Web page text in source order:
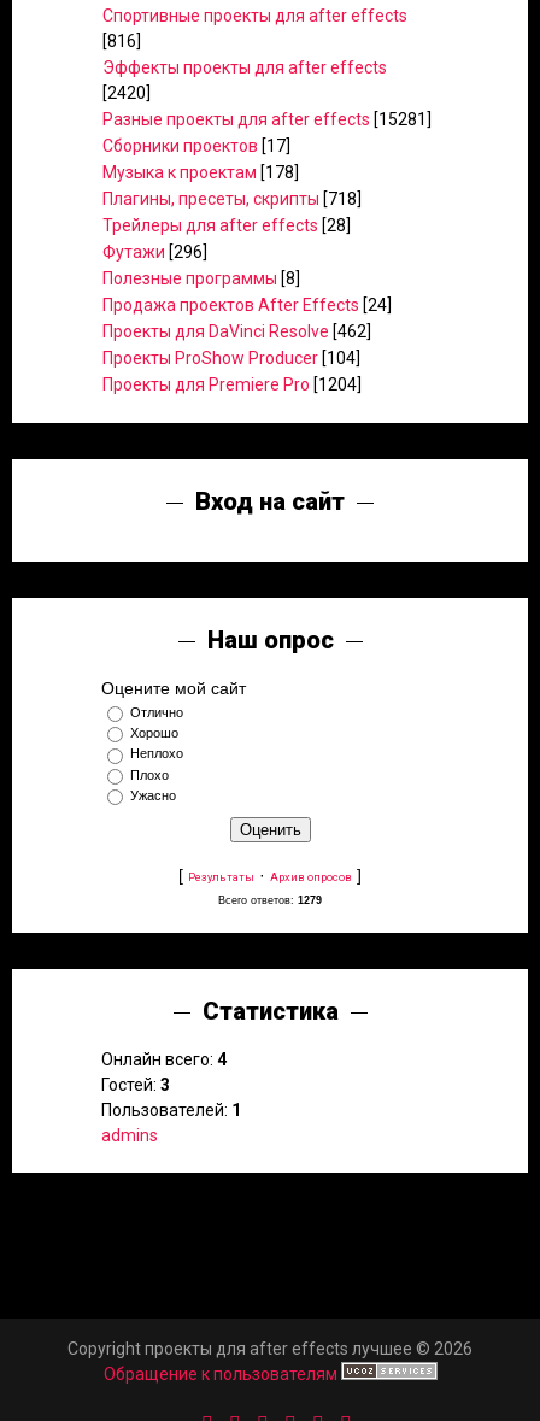
Спортивные проекты для after effects
[816]
Эффекты проекты для after effects
[2420]
Разные проекты для after effects [15281]
Сборники проектов [17]
Музыка к проектам [178]
Плагины, пресеты, скрипты [718]
Трейлеры для after effects [28]
Футажи [296]
Полезные программы [8]
Продажа проектов After Effects [24]
Проекты для DaVinci Resolve [462]
Проекты ProShow Producer [104]
Проекты для Premiere Pro [1204]
Вход на сайт
Наш опрос
Оцените мой сайт
Отлично
Хорошо
Неплохо
Плохо
Ужасно
[ Результаты · Архив опросов ]
Всего ответов: 1279
Статистика
Онлайн всего: 4
Гостей: 3
Пользователей: 1
admins
Copyright проекты для after effects лучшее © 2026
Обращение к пользователям